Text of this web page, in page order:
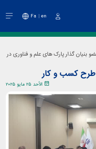
Fa en
بنیان گذار پارک های علم و فناوری در
طرح کسب و کار
الأحد ٢٥ مايو ٢٠٢٥